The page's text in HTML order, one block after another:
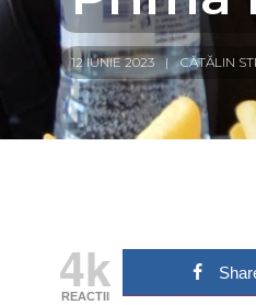
12 IUNIE 2023 CĂTĂLIN
4k
REACTII